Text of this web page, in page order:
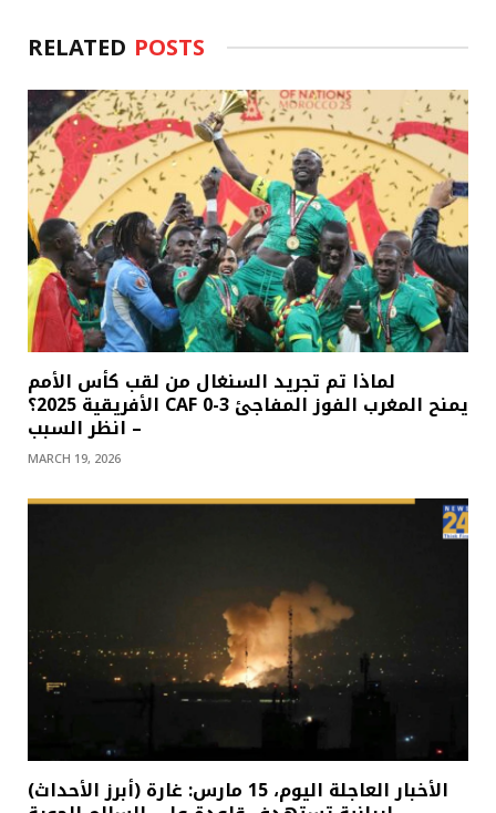
RELATED POSTS
لماذا تم تجريد السنغال من لقب كأس الأمم
الأفريقية 2025؟ CAF يمنح المغرب الفوز المفاجئ 3-0
– انظر السبب
MARCH 19, 2026
(أبرز الأحداث) الأخبار العاجلة اليوم، 15 مارس: غارة